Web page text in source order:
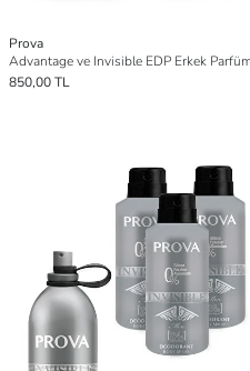
Prova
850,00 TL